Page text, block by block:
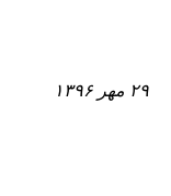
۲۹ مهر ۱۳۹۶